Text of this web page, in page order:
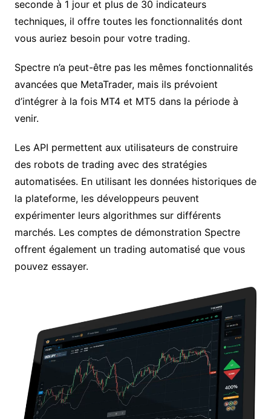
seconde à 1 jour et plus de 30 indicateurs
techniques, il offre toutes les fonctionnalités dont
vous auriez besoin pour votre trading.
Spectre n’a peut-être pas les mêmes fonctionnalités
avancées que MetaTrader, mais ils prévoient
d’intégrer à la fois MT4 et MT5 dans la période à
venir.
Les API permettent aux utilisateurs de construire
des robots de trading avec des stratégies
automatisées. En utilisant les données historiques de
la plateforme, les développeurs peuvent
expérimenter leurs algorithmes sur différents
marchés. Les comptes de démonstration Spectre
offrent également un trading automatisé que vous
pouvez essayer.